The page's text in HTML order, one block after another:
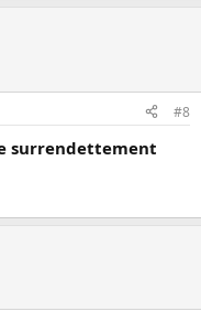
#8
surrendettement